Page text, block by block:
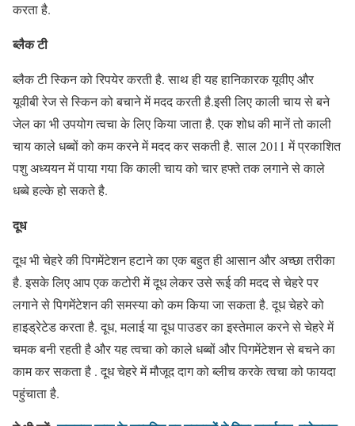
करता है.
ब्लैक टी
ब्लैक टी स्किन को रिपयेर करती है. साथ ही यह हानिकारक यूवीए और
यूवीबी रेज से स्किन को बचाने में मदद करती है.इसी लिए काली चाय से बने
जेल का भी उपयोग त्वचा के लिए किया जाता है. एक शोध की मानें तो काली
चाय काले धब्बों को कम करने में मदद कर सकती है. साल 2011 में प्रकाशित
पशु अध्ययन में पाया गया कि काली चाय को चार हफ्ते तक लगाने से काले
धब्बे हल्के हो सकते है.
दूध
दूध भी चेहरे की पिगमेंटेशन हटाने का एक बहुत ही आसान और अच्छा तरीका
है. इसके लिए आप एक कटोरी में दूध लेकर उसे रूई की मदद से चेहरे पर
लगाने से पिगमेंटेशन की समस्या को कम किया जा सकता है. दूध चेहरे को
हाइड्रेटेड करता है. दूध, मलाई या दूध पाउडर का इस्तेमाल करने से चेहरे में
चमक बनी रहती है और यह त्वचा को काले धब्बों और पिगमेंटेशन से बचने का
काम कर सकता है . दूध चेहरे में मौजूद दाग को ब्लीच करके त्वचा को फायदा
पहुंचाता है.